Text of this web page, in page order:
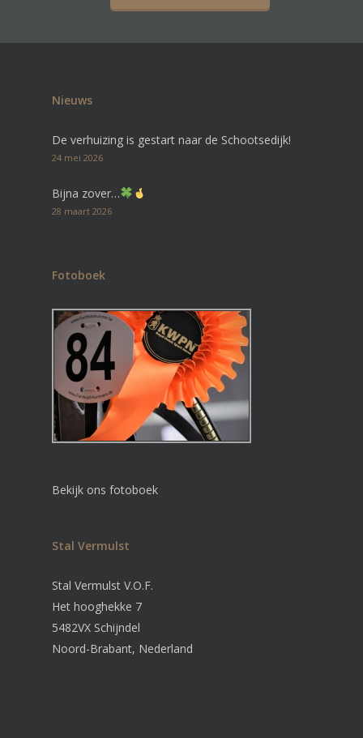
Nieuws
De verhuizing is gestart naar de Schootsedijk!
24 mei 2026
Bijna zover…
28 maart 2026
Fotoboek
Bekijk ons fotoboek
Stal Vermulst
Stal Vermulst V.O.F.
Het hooghekke 7
5482VX Schijndel
Noord-Brabant, Nederland